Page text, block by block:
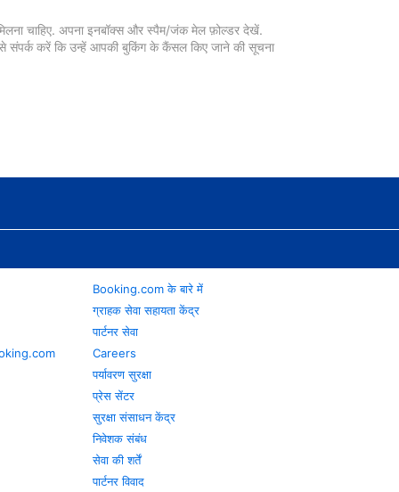
चाहिए. अपना इनबॉक्स और स्पैम/जंक मेल फ़ोल्डर देखें.
से संपर्क करें कि उन्हें आपकी बुकिंग के कैंसल किए जाने की सूचना
Booking.com के बारे में
ग्राहक सेवा सहायता केंद्र
पार्टनर सेवा
Careers
पर्यावरण सुरक्षा
प्रेस सेंटर
सुरक्षा संसाधन केंद्र
निवेशक संबंध
सेवा की शर्तें
पार्टनर विवाद